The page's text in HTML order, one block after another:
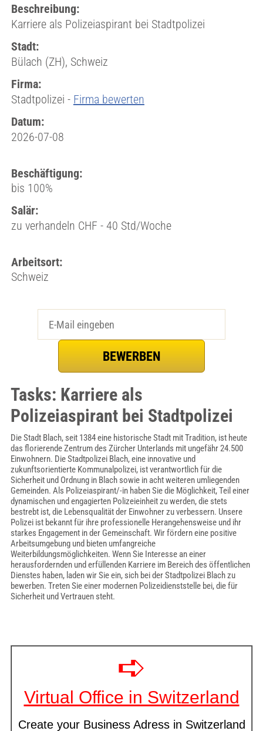
Beschreibung:
Karriere als Polizeiaspirant bei Stadtpolizei
Stadt:
Bülach (ZH), Schweiz
Firma:
Stadtpolizei - Firma bewerten
Datum:
2026-07-08
Beschäftigung:
bis 100%
Salär:
zu verhandeln CHF - 40 Std/Woche
Arbeitsort:
Schweiz
Tasks: Karriere als
Polizeiaspirant bei Stadtpolizei
Die Stadt Blach, seit 1384 eine historische Stadt mit Tradition, ist heute
das florierende Zentrum des Zürcher Unterlands mit ungefähr 24.500
Einwohnern. Die Stadtpolizei Blach, eine innovative und
zukunftsorientierte Kommunalpolizei, ist verantwortlich für die
Sicherheit und Ordnung in Blach sowie in acht weiteren umliegenden
Gemeinden. Als Polizeiaspirant/-in haben Sie die Möglichkeit, Teil einer
dynamischen und engagierten Polizeieinheit zu werden, die stets
bestrebt ist, die Lebensqualität der Einwohner zu verbessern. Unsere
Polizei ist bekannt für ihre professionelle Herangehensweise und ihr
starkes Engagement in der Gemeinschaft. Wir fördern eine positive
Arbeitsumgebung und bieten umfangreiche
Weiterbildungsmöglichkeiten. Wenn Sie Interesse an einer
herausfordernden und erfüllenden Karriere im Bereich des öffentlichen
Dienstes haben, laden wir Sie ein, sich bei der Stadtpolizei Blach zu
bewerben. Treten Sie einer modernen Polizeidienststelle bei, die für
Sicherheit und Vertrauen steht.